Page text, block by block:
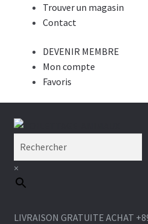
Trouver un magasin
Contact
DEVENIR MEMBRE
Mon compte
Favoris
Aller
navigation
Aller
×
LIVRAISON GRATUITE ACHAT